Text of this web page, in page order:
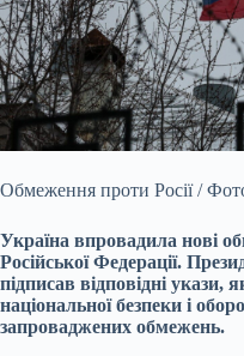
Обмеження проти Росії /
Україна впровадила нові
Російської Федерації.
підписав відповідні укази,
національної безпеки і
запроваджених обмежень.